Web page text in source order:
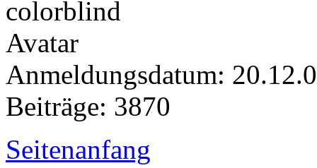
Anmeldungsdatum:
Beiträge: 3870
Seitenanfang